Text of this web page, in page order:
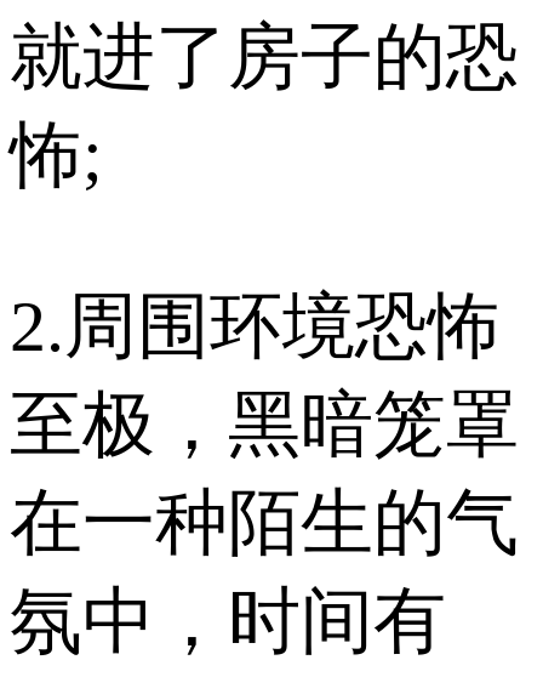
就进了房子的恐
怖;
2.周围环境恐怖
至极，黑暗笼罩
在一种陌生的气
氛中，时间有